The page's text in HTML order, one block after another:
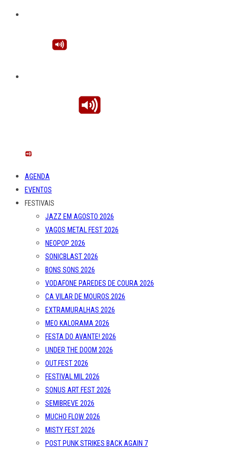
AGENDA
EVENTOS
FESTIVAIS
JAZZ EM AGOSTO 2026
VAGOS METAL FEST 2026
NEOPOP 2026
SONICBLAST 2026
BONS SONS 2026
VODAFONE PAREDES DE COURA 2026
CA VILAR DE MOUROS 2026
EXTRAMURALHAS 2026
MEO KALORAMA 2026
FESTA DO AVANTE! 2026
UNDER THE DOOM 2026
OUT.FEST 2026
FESTIVAL MIL 2026
SONUS ART FEST 2026
SEMIBREVE 2026
MUCHO FLOW 2026
MISTY FEST 2026
POST PUNK STRIKES BACK AGAIN 7